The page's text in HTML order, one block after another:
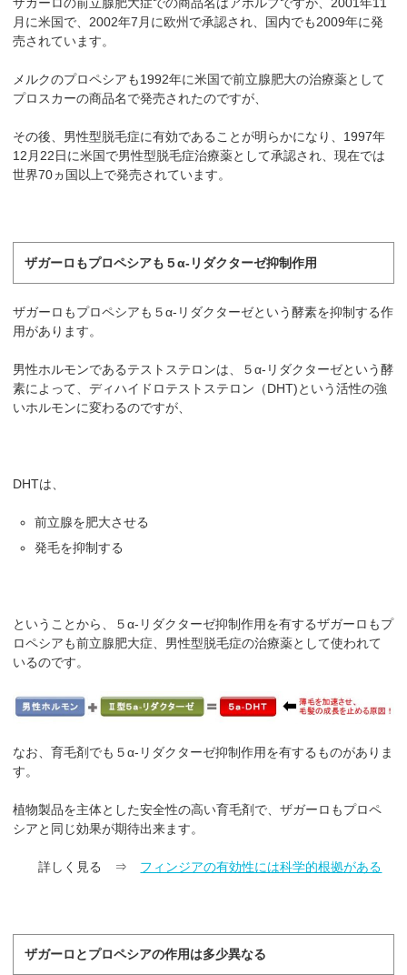
ザガーロの前立腺肥大症での商品名はアボルブですが、2001年11
月に米国で、2002年7月に欧州で承認され、国内でも2009年に発
売されています。
メルクのプロペシアも1992年に米国で前立腺肥大の治療薬として
プロスカーの商品名で発売されたのですが、
その後、男性型脱毛症に有効であることが明らかになり、1997年
12月22日に米国で男性型脱毛症治療薬として承認され、現在では
世界70ヵ国以上で発売されています。
ザガーロもプロペシアも５α-リダクターゼ抑制作用
ザガーロもプロペシアも５α-リダクターゼという酵素を抑制する作
用があります。
男性ホルモンであるテストステロンは、５α-リダクターゼという酵
素によって、ディハイドロテストステロン（DHT)という活性の強
いホルモンに変わるのですが、
DHTは、
前立腺を肥大させる
発毛を抑制する
ということから、５α-リダクターゼ抑制作用を有するザガーロもプ
ロペシアも前立腺肥大症、男性型脱毛症の治療薬として使われて
いるのです。
なお、育毛剤でも５α-リダクターゼ抑制作用を有するものがありま
す。
植物製品を主体とした安全性の高い育毛剤で、ザガーロもプロペ
シアと同じ効果が期待出来ます。
詳しく見る ⇒ フィンジアの有効性には科学的根拠がある
ザガーロとプロペシアの作用は多少異なる